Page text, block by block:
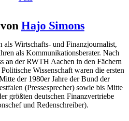
Hajo Simons
als Wirtschafts- und Finanzjournalist,
als Kommunikationsberater. Nach
an der RWTH Aachen in den Fächern
Wissenschaft waren die ersten
der 1980er Jahre der Bund der
(Pressesprecher) sowie bis Mitte
größten deutschen Finanzvertriebe
und Redenschreiber).